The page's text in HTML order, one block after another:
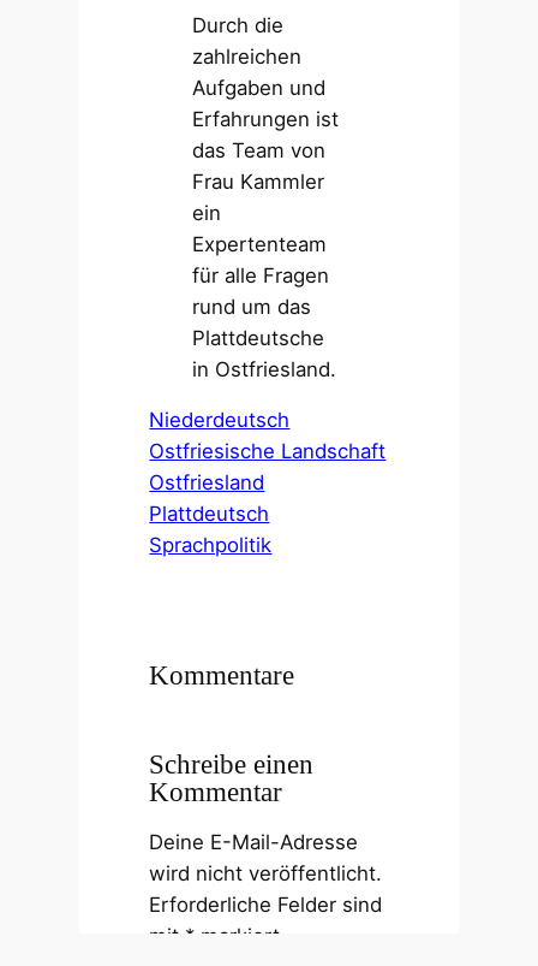
Durch die
zahlreichen
Aufgaben und
Erfahrungen ist
das Team von
Frau Kammler
ein
Expertenteam
für alle Fragen
rund um das
Plattdeutsche
in Ostfriesland.
Niederdeutsch
Ostfriesische Landschaft
Ostfriesland
Plattdeutsch
Sprachpolitik
Kommentare
Schreibe einen
Kommentar
Deine E-Mail-Adresse
wird nicht veröffentlicht.
Erforderliche Felder sind
mit * markiert